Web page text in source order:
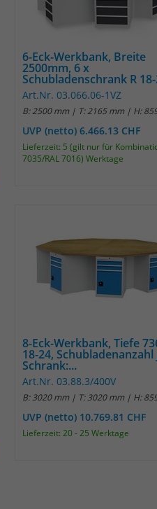
6-Eck-Werkbank, Breite
2500mm, 6 x
Schubladenschrank R
Art.Nr. 03.066.06-1VZ
B: 2500 mm | T: 2165 mm | H:
UVP (netto) 6.466.13 CHF
Lieferzeit: 5 (gilt nur für
7035/RAL 7016) Werktage
8-Eck-Werkbank, Tiefe
18-24, Schubladenanzahl
Schrank:...
Art.Nr. 03.88.3/400V
B: 3020 mm | T: 3020 mm | H:
UVP (netto) 10.769.81 CHF
Lieferzeit: 20 - 25 Werktage